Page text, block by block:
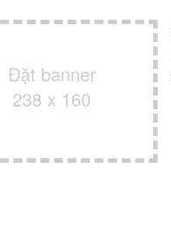
Đặt banner
238 x 160